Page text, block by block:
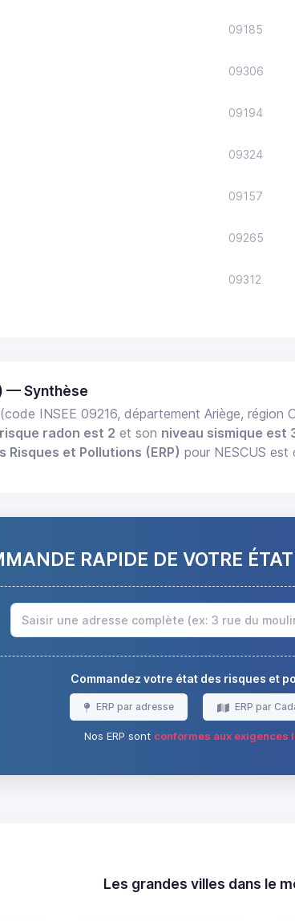
09185
09306
09194
09324
09157
09265
09312
— Synthèse
(code INSEE 09216, département Ariège, région
radon est 2 et son niveau sismique est
Risques et Pollutions (ERP) pour NESCUS est
RAPIDE DE VOTRE
Commandez votre état des risques et
ERP par adresse ERP par
Nos ERP sont conformes aux exigences
Les grandes villes dans le